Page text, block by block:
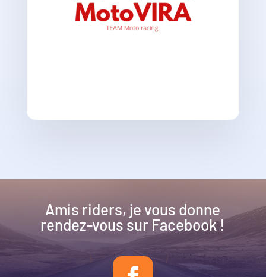
Amis riders, je vous donne
rendez-vous sur Facebook !